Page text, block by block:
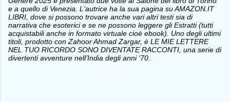
e a quello di Venezia. L'autrice ha la sua pagina su AMAZON.IT
LIBRI, dove si possono trovare anche vari altri testi sia di
narrativa che esoterici e se ne possono leggere gli Estratti (tutti
acquistabili anche in formato virtuale cioè ebook). Uno degli ultimi
titoli, prodotto con Zahoor Ahmad Zargar, è LE MIE LETTERE
NEL TUO RICORDO SONO DIVENTATE RACCONTI, una serie di
divertenti avventure nell’India degli anni ‘70.